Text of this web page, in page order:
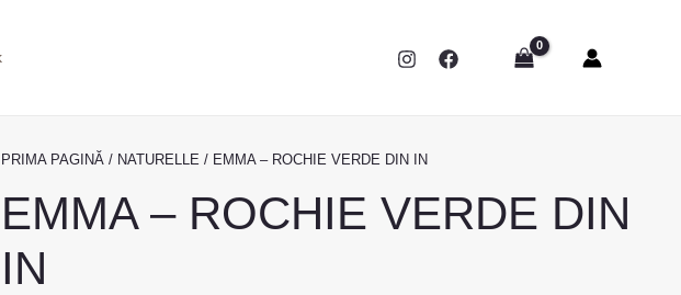
PRIMA PAGINĂ / NATURELLE / EMMA – ROCHIE VERDE DIN IN
EMMA – ROCHIE VERDE DIN
IN
Prețul
inițial
Prețul
curent
Cantitate
–
VERDE